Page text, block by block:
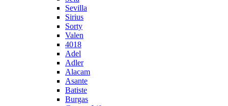
Sevilla
Sirius
Sorty
Valen
4018
Adel
Adler
Alacam
Asante
Batiste
Burgas